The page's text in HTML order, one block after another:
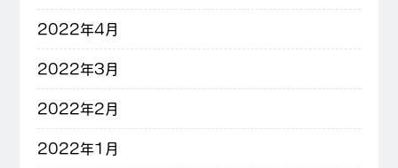
2022年4月
2022年3月
2022年2月
2022年1月